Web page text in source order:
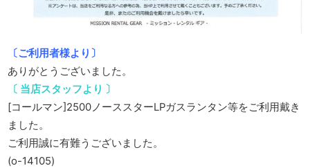
〔ご利用者様より〕
ありがとうございました。
〔 当店スタッフより 〕
[コールマン]2500ノーススターLPガスランタン等をご利用戴き
ました。
ご利用誠に有難うございました。
(o-14105)